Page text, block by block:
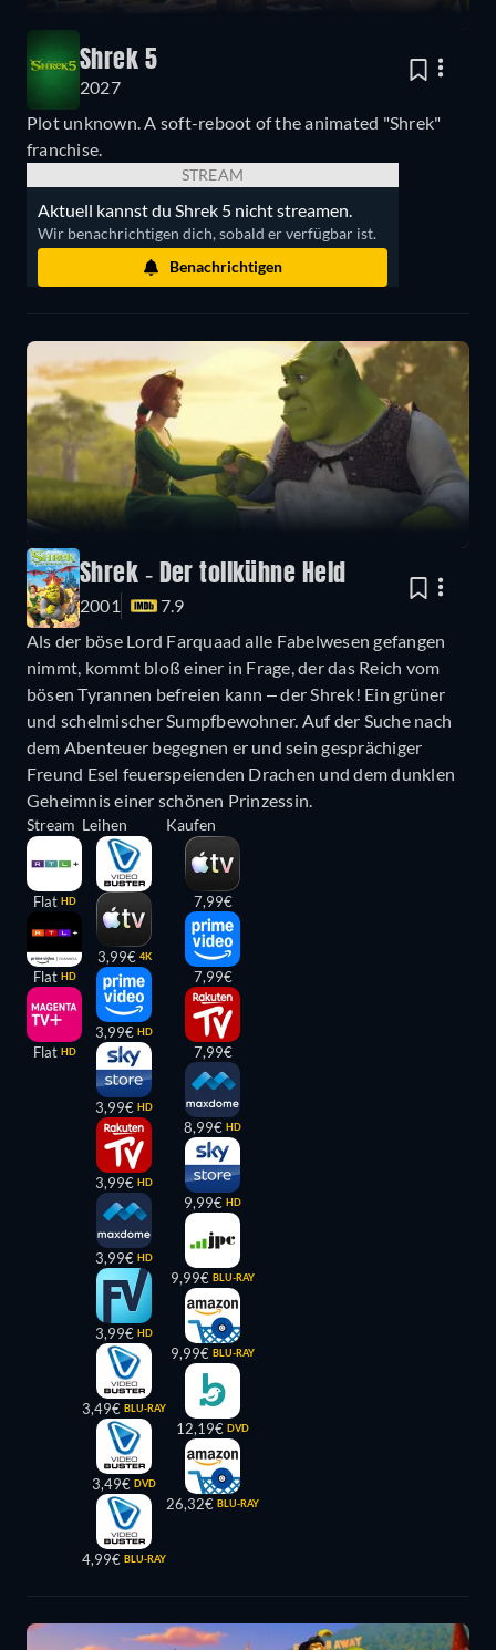
Shrek 5
2027
Plot unknown. A soft-reboot of the animated "Shrek"
franchise.
STREAM
Aktuell kannst du Shrek 5 nicht streamen.
Wir benachrichtigen dich, sobald er verfügbar ist.
Benachrichtigen
Shrek - Der tollkühne Held
2001
7.9
Als der böse Lord Farquaad alle Fabelwesen gefangen
nimmt, kommt bloß einer in Frage, der das Reich vom
bösen Tyrannen befreien kann ‒ der Shrek! Ein grüner
und schelmischer Sumpfbewohner. Auf der Suche nach
dem Abenteuer begegnen er und sein gesprächiger
Freund Esel feuerspeienden Drachen und dem dunklen
Geheimnis einer schönen Prinzessin.
Stream
Flat HD
Flat HD
Flat HD
Leihen
3,99€ 4K
3,99€ HD
3,99€ HD
3,99€ HD
3,99€ HD
3,99€ HD
3,49€ BLU-RAY
3,49€ DVD
4,99€ BLU-RAY
Kaufen
7,99€
7,99€
7,99€
8,99€ HD
9,99€ HD
9,99€ BLU-RAY
9,99€ BLU-RAY
12,19€ DVD
26,32€ BLU-RAY